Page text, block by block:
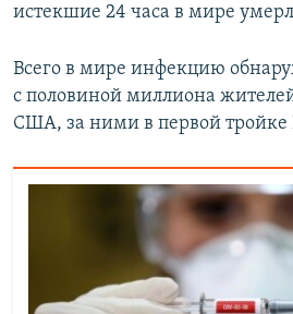
истекшие 24 часа в мире
Всего в мире инфекцию
с половиной миллиона
США, за ними в первой